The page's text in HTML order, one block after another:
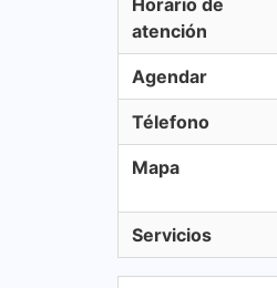
Horario de
atención
Agendar
Télefono
Mapa
Servicios